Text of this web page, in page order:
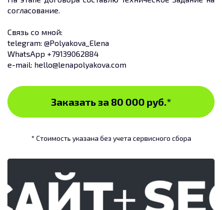
согласование.
Связь со мной:
telegram: @Polyakova_Elena
WhatsApp +79139062884
e-mail: hello@lenapolyakova.com
Заказать за 80 000 руб.*
* Стоимость указана без учета сервисного сбора